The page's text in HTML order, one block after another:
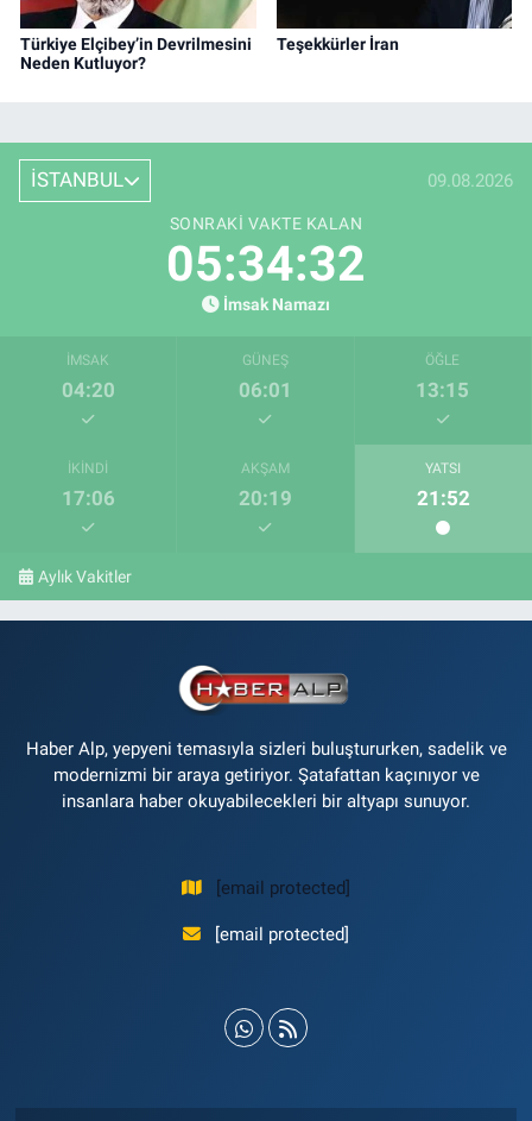
Türkiye Elçibey’in Devrilmesini
Neden Kutluyor?
Teşekkürler İran
İSTANBUL 09.08.2026
SONRAKI VAKTE KALAN
05:34:31
İmsak Namazı
İMSAK
04:20
GÜNEŞ
06:01
ÖĞLE
13:15
İKINDI
17:06
AKŞAM
20:19
YATSI
21:52
Aylık Vakitler
Haber Alp, yepyeni temasıyla sizleri buluştururken, sadelik ve
modernizmi bir araya getiriyor. Şatafattan kaçınıyor ve
insanlara haber okuyabilecekleri bir altyapı sunuyor.
[email protected]
[email protected]